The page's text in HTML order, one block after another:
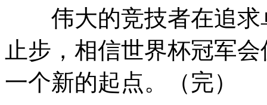
伟大的竞技者在追求
止步，相信世界杯冠军
一个新的起点。（完）